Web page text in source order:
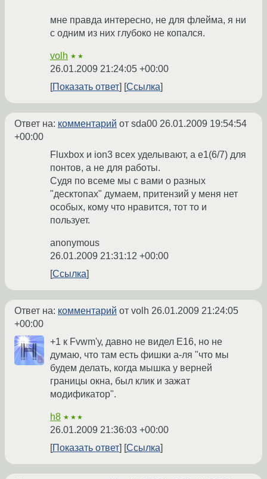
мне правда интересно, не для флейма, я ни
с одним из них глубоко не копался.
volh ★★
26.01.2009 21:24:05 +00:00
Показать ответ
Ссылка
Ответ на: комментарий от sda00 26.01.2009 19:54:54
+00:00
Fluxbox и ion3 всех уделывают, а е1(6/7) для
понтов, а не для работы.
Судя по всемe мы с вами о разных
"десктопах" думаем, притензий у меня нет
особых, кому что нравится, тот то и
пользует.
anonymous
26.01.2009 21:31:12 +00:00
Ссылка
Ответ на: комментарий от volh 26.01.2009 21:24:05
+00:00
+1 к Fvwm'у, давно не видел Е16, но не
думаю, что там есть фишки а-ля "что мы
будем делать, когда мышка у верней
границы окна, был клик и зажат
модификатор".
h8 ★★★
26.01.2009 21:36:03 +00:00
Показать ответ
Ссылка